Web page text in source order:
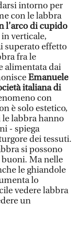
intorno per
con le labbra
l’arco di cupido
in verticale,
superato effetto
fra le
alimentata dai
Emanuele
italiana di
con
è solo estetico,
le labbra hanno
- spiega
dei tessuti.
si possono
buoni. Ma nelle
le ghiandole
lo
vedere labbra
un